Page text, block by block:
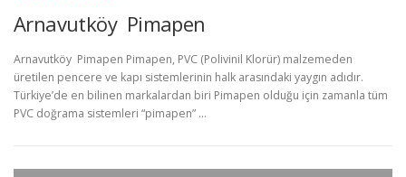
Arnavutköy Pimapen
Arnavutköy Pimapen Pimapen, PVC (Polivinil Klorür) malzemeden
üretilen pencere ve kapı sistemlerinin halk arasındaki yaygın adıdır.
Türkiye’de en bilinen markalardan biri Pimapen olduğu için zamanla tüm
PVC doğrama sistemleri “pimapen” …